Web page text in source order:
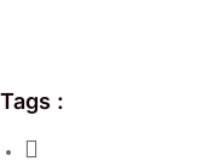
Tags :